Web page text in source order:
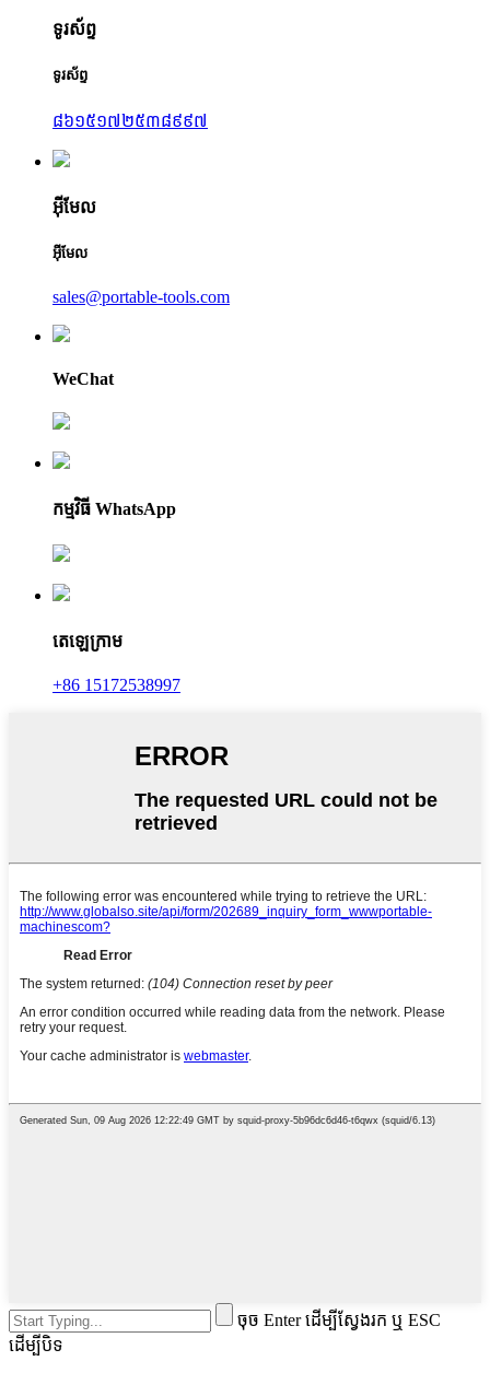
ទូរស័ព្ទ
ទូរស័ព្ទ
៨៦១៥១៧២៥៣៨៩៩៧
អ៊ីមែល
អ៊ីមែល
sales@portable-tools.com
WeChat
កម្មវិធី WhatsApp
តេឡេក្រាម
+86 15172538997
ចុច Enter ដើម្បីស្វែងរក ឬ ESC
ដើម្បីបិទ